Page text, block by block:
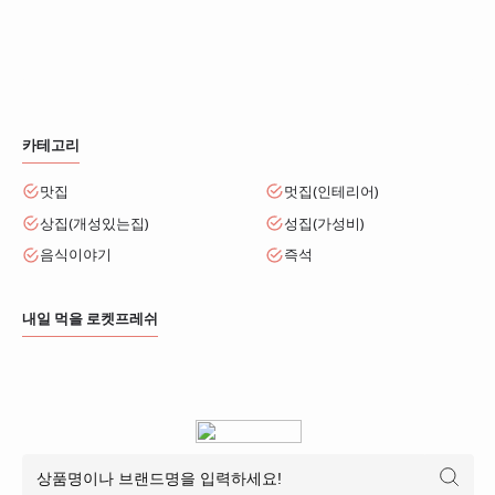
카테고리
맛집
멋집(인테리어)
상집(개성있는집)
성집(가성비)
음식이야기
즉석
내일 먹을 로켓프레쉬